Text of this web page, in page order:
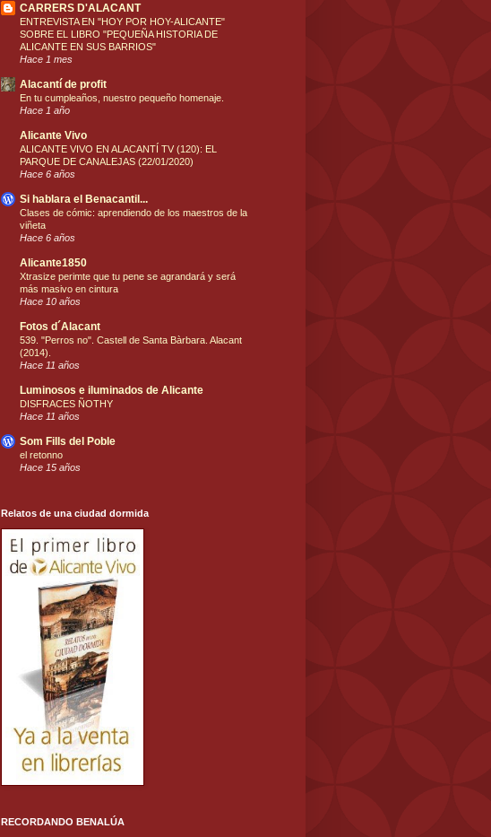
CARRERS D'ALACANT
ENTREVISTA EN "HOY POR HOY-ALICANTE"
SOBRE EL LIBRO "PEQUEÑA HISTORIA DE
ALICANTE EN SUS BARRIOS"
Hace 1 mes
Alacantí de profit
En tu cumpleaños, nuestro pequeño homenaje.
Hace 1 año
Alicante Vivo
ALICANTE VIVO EN ALACANTÍ TV (120): EL
PARQUE DE CANALEJAS (22/01/2020)
Hace 6 años
Si hablara el Benacantil...
Clases de cómic: aprendiendo de los maestros de la
viñeta
Hace 6 años
Alicante1850
Xtrasize perimte que tu pene se agrandará y será
más masivo en cintura
Hace 10 años
Fotos d´Alacant
539. "Perros no". Castell de Santa Bàrbara. Alacant
(2014).
Hace 11 años
Luminosos e iluminados de Alicante
DISFRACES ÑOTHY
Hace 11 años
Som Fills del Poble
el retonno
Hace 15 años
Relatos de una ciudad dormida
RECORDANDO BENALÚA